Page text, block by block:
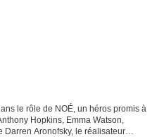
le rôle de NOÉ, un héros promis à
Hopkins, Emma Watson,
Aronofsky, le réalisateur